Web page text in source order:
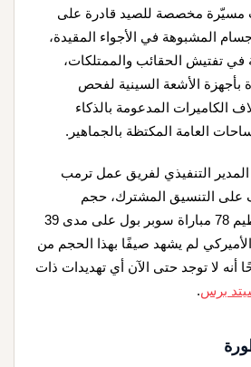
مسيّرة مخصصة للصيد قادرة على
المشبوهة في الأجواء المقيدة،
في تفتيش الحقائب والممتلكات،
الأشعة السينية لفحص
الكاميرات المدعومة بالذكاء
العامة المكتظة بالجماهير.
التنفيذي لفريق عمل ترمب
على التنسيق المشترك، حجم
العمليات بأنه يعادل تنظيم 78 مباراة سوبر بول على مدى 39
الأميركي لم يشهد صيفًا بهذا الحجم من
أنه لا توجد حتى الآن أي تهديدات ذات
برس.